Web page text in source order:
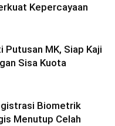
Kepercayaan
Putusan MK, Siap Kaji
Sisa Kuota
Biometrik
Menutup Celah